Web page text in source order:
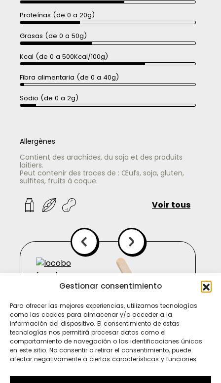
Gestionar consentimiento
Para ofrecer las mejores experiencias, utilizamos tecnologías
como las cookies para almacenar y/o acceder a la
información del dispositivo. El consentimiento de estas
tecnologías nos permitirá procesar datos como el
comportamiento de navegación o las identificaciones únicas
en este sitio. No consentir o retirar el consentimiento, puede
afectar negativamente a ciertas características y funciones.
Proteínas (de 0 a 20g)
Grasas (de 0 a 50g)
Kcal (de 0 a 500Kcal/100g)
Fibra alimentaria (de 0 a 40g)
Sodio (de 0 a 2g)
Allergènes
Contient des arachides, du soja et des produits
laitiers.
Peut contenir des traces de : Œufs, soja, gluten,
sulfites, fruits à coque.
Voir tous